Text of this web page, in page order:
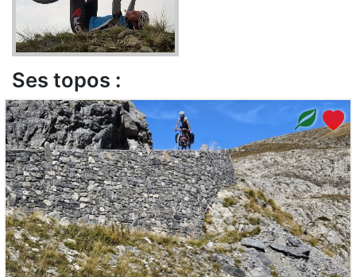
Ses topos :